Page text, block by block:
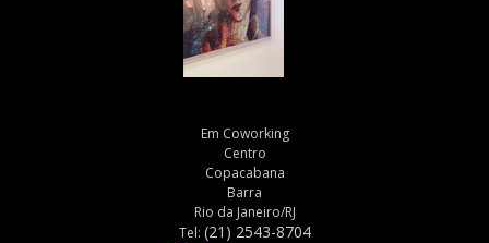
Em Coworking
Centro
Copacabana
Barra
Rio da Janeiro/RJ
Tel: (21) 2543-8704